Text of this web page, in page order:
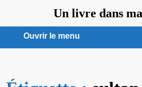
contenu
Un livre dans
Ouvrir le menu